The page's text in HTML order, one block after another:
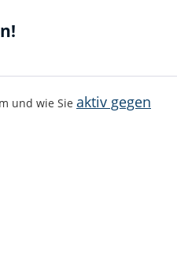
und wie Sie aktiv gegen